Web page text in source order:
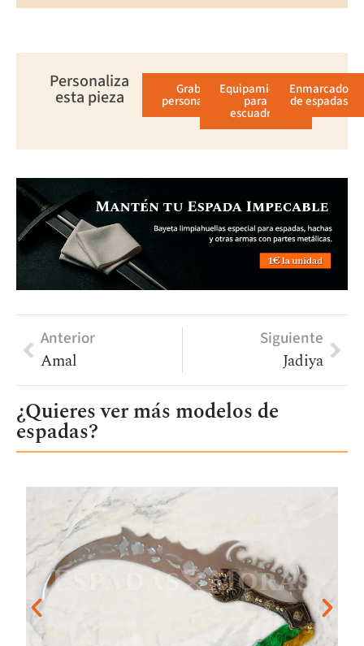
Personaliza
esta pieza Grabado
personalizado
Equipamiento
para
escuadras
Enmarcado
de espadas
Anterior
Amal
Siguiente
Jadiya
¿Quieres ver más modelos de
espadas?